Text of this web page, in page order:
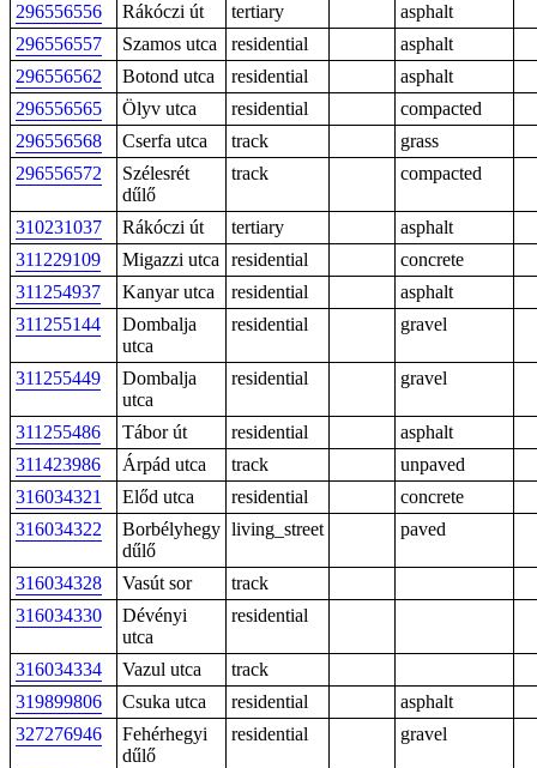
296556556
Rákóczi út tertiary
asphalt
296556557
Szamos utca residential
asphalt
296556562
Botond utca residential
asphalt
296556565
Ölyv utca residential
compacted
296556568
Cserfa utca track
grass
296556572
Szélesrét
dűlő
track compacted
310231037 Rákóczi út tertiary
asphalt
311229109
Migazzi utca residential
concrete
311254937
Kanyar utca residential
asphalt
311255144
Dombalja
utca
residential gravel
311255449
Dombalja
utca
residential gravel
311255486 Tábor út residential
asphalt
311423986
Árpád utca track
unpaved
316034321
Előd utca residential
concrete
316034322
Borbélyhegy
dűlő
living_street paved
316034328 Vasút sor
track
316034330
Dévényi
utca
residential
316034334 Vazul utca
track
319899806
Csuka utca residential
asphalt
327276946
Fehérhegyi
dűlő
residential gravel